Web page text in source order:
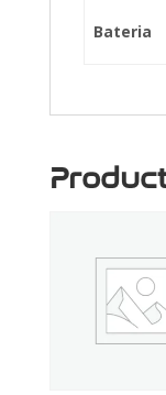
Bateria